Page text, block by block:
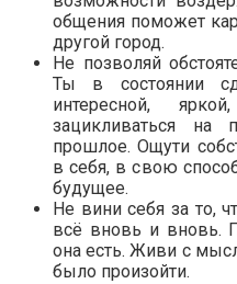
общения поможет
другой город.
Не позволяй
Ты в состоянии
интересной,
зацикливаться на
прошлое. Ощути
в себя, в свою
будущее.
Не вини себя за то,
всё вновь и вновь.
она есть. Живи с
было произойти.